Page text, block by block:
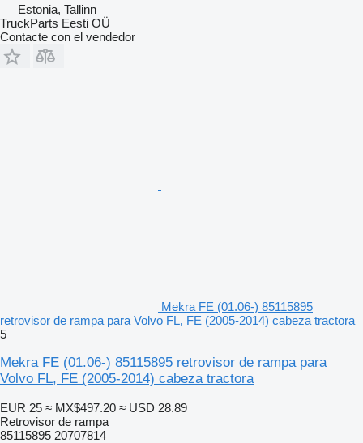
Estonia, Tallinn
TruckParts Eesti OÜ
Contacte con el vendedor
Mekra FE (01.06-) 85115895
retrovisor de rampa para Volvo FL, FE (2005-2014) cabeza tractora
5
Mekra FE (01.06-) 85115895 retrovisor de rampa para
Volvo FL, FE (2005-2014) cabeza tractora
EUR 25 ≈ MX$497.20 ≈ USD 28.89
Retrovisor de rampa
85115895 20707814